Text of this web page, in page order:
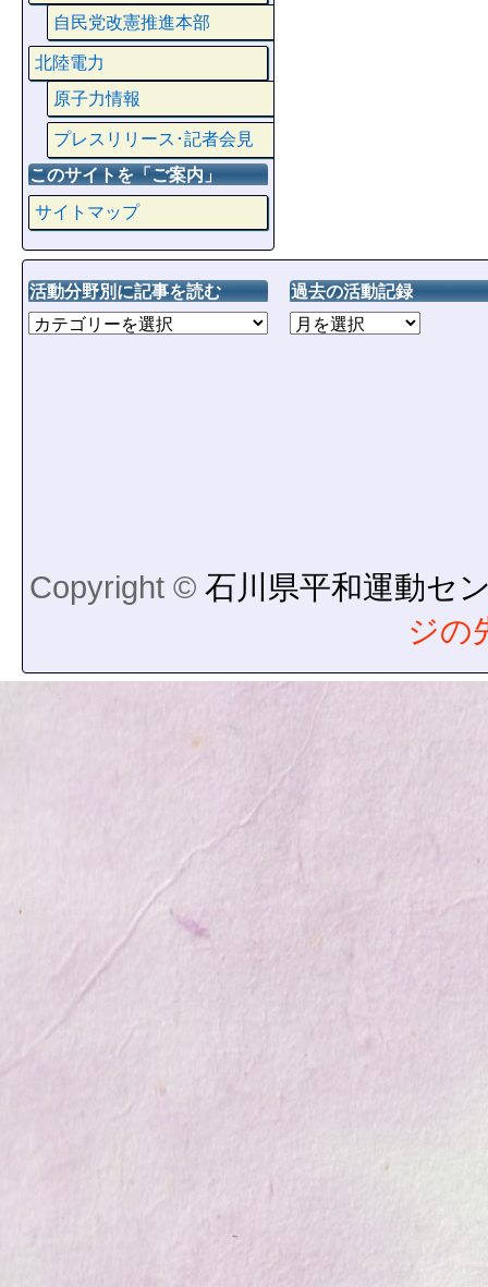
自民党改憲推進本部
北陸電力
原子力情報
プレスリリース･記者会見
このサイトを「ご案内」
サイトマップ
活動分野別に記事を読む 過去の活動記録
Copyright © 石川県平和運動セ
ジの